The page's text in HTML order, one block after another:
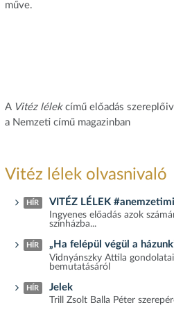
műve.
A Vitéz lélekcímű előadás
a Nemzeti című magazinban
Vitéz lélek olvasnivaló
HÍR VITÉZ LÉLEK
Ingyenes előadás azok
színházba...
HÍR „Ha felépül végül a
Vidnyánszky Attila
bemutatásáról
HÍR Jelek
Trill Zsolt Balla Péter